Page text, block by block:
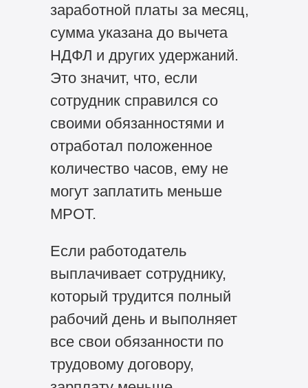
заработной платы за месяц,
сумма указана до вычета
НДФЛ и других удержаний.
Это значит, что, если
сотрудник справился со
своими обязанностями и
отработал положенное
количество часов, ему не
могут заплатить меньше
МРОТ.
Если работодатель
выплачивает сотруднику,
который трудится полный
рабочий день и выполняет
все свои обязанности по
трудовому договору,